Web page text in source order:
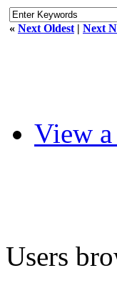
« Next Oldest | Next
View
Users